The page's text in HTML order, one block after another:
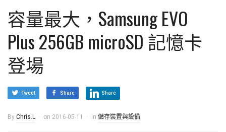
容量最大，Samsung EVO
Plus 256GB microSD 記憶卡
登場
Tweet Share Share
By Chris.L on 2016-05-11 in 儲存裝置與設備